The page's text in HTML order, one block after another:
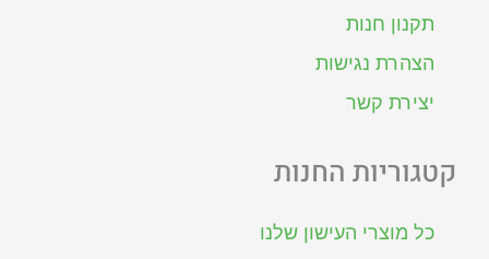
תקנון חנות
הצהרת נגישות
יצירת קשר
קטגוריות החנות
כל מוצרי העישון שלנו